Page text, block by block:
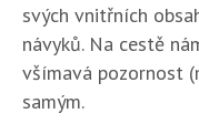
svých vnitřních
návyků. Na cestě
všímavá pozornost
samým.